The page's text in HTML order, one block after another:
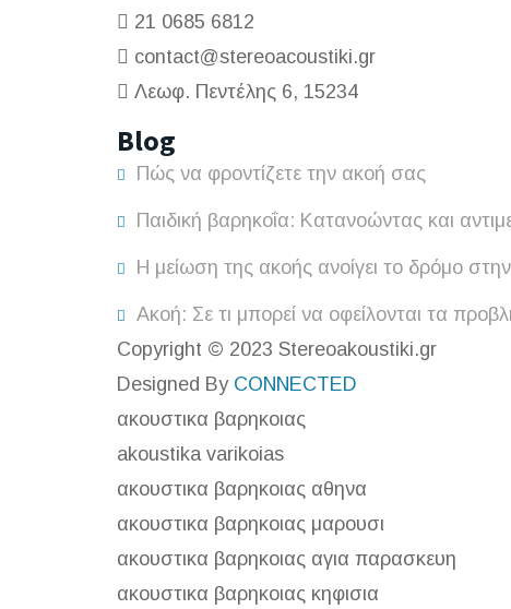
21 0685 6812
contact@stereoacoustiki.gr
Λεωφ. Πεντέλης 6, 15234
Blog
Πώς να φροντίζετε την ακοή σας
Παιδική βαρηκοΐα: Κατανοώντας και
Η μείωση της ακοής ανοίγει το δρόμο
Ακοή: Σε τι μπορεί να οφείλονται τα
Copyright © 2023 Stereoakoustiki.gr
Designed By CONNECTED
ακουστικα βαρηκοιας
akoustika varikoias
ακουστικα βαρηκοιας αθηνα
ακουστικα βαρηκοιας μαρουσι
ακουστικα βαρηκοιας αγια παρασκευη
ακουστικα βαρηκοιας κηφισια